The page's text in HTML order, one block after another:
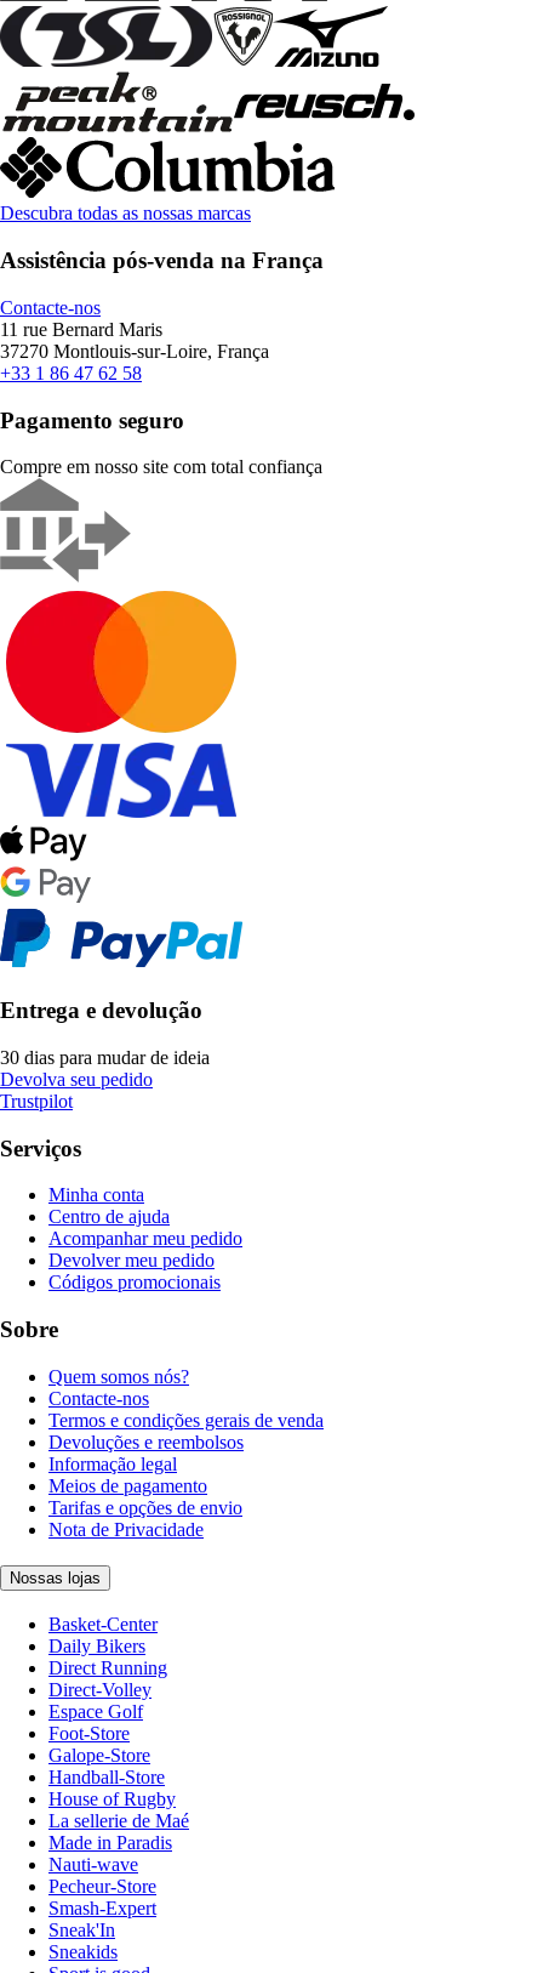
Descubra todas as nossas marcas
Assistência pós-venda na França
Contacte-nos
11 rue Bernard Maris
37270 Montlouis-sur-Loire, França
+33 1 86 47 62 58
Pagamento seguro
Compre em nosso site com total confiança
Entrega e devolução
30 dias para mudar de ideia
Devolva seu pedido
Trustpilot
Serviços
Minha conta
Centro de ajuda
Acompanhar meu pedido
Devolver meu pedido
Códigos promocionais
Sobre
Quem somos nós?
Contacte-nos
Termos e condições gerais de venda
Devoluções e reembolsos
Informação legal
Meios de pagamento
Tarifas e opções de envio
Nota de Privacidade
Nossas lojas
Basket-Center
Daily Bikers
Direct Running
Direct-Volley
Espace Golf
Foot-Store
Galope-Store
Handball-Store
House of Rugby
La sellerie de Maé
Made in Paradis
Nauti-wave
Pecheur-Store
Smash-Expert
Sneak'In
Sneakids